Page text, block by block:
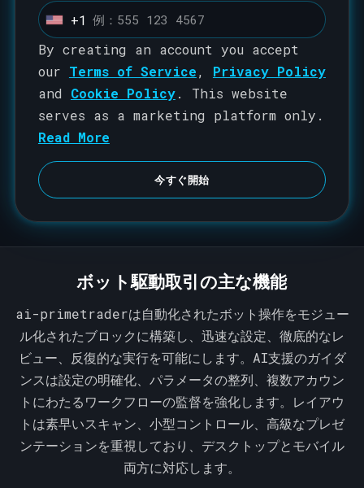
U
i
t
e
d
S
a
t
e
1
+1
By creating an account you accept
our Terms of Service, Privacy Policy
and Cookie Policy. This website
serves as a marketing platform only.
Read More
今すぐ開始
ボット駆動取引の主な機能
ai-primetraderは自動化されたボット操作をモジュー
ル化されたブロックに構築し、迅速な設定、徹底的なレ
ビュー、反復的な実行を可能にします。AI支援のガイダ
ンスは設定の明確化、パラメータの整列、複数アカウン
トにわたるワークフローの監督を強化します。レイアウ
トは素早いスキャン、小型コントロール、高級なプレゼ
ンテーションを重視しており、デスクトップとモバイル
両方に対応します。